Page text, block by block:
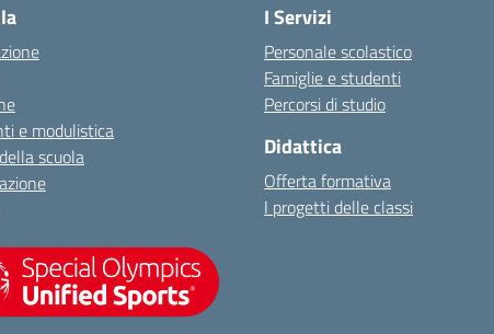
e modulistica
scuola
I Servizi
Personale scolastico
Famiglie e studenti
Percorsi di studio
Didattica
Offerta formativa
I progetti delle classi